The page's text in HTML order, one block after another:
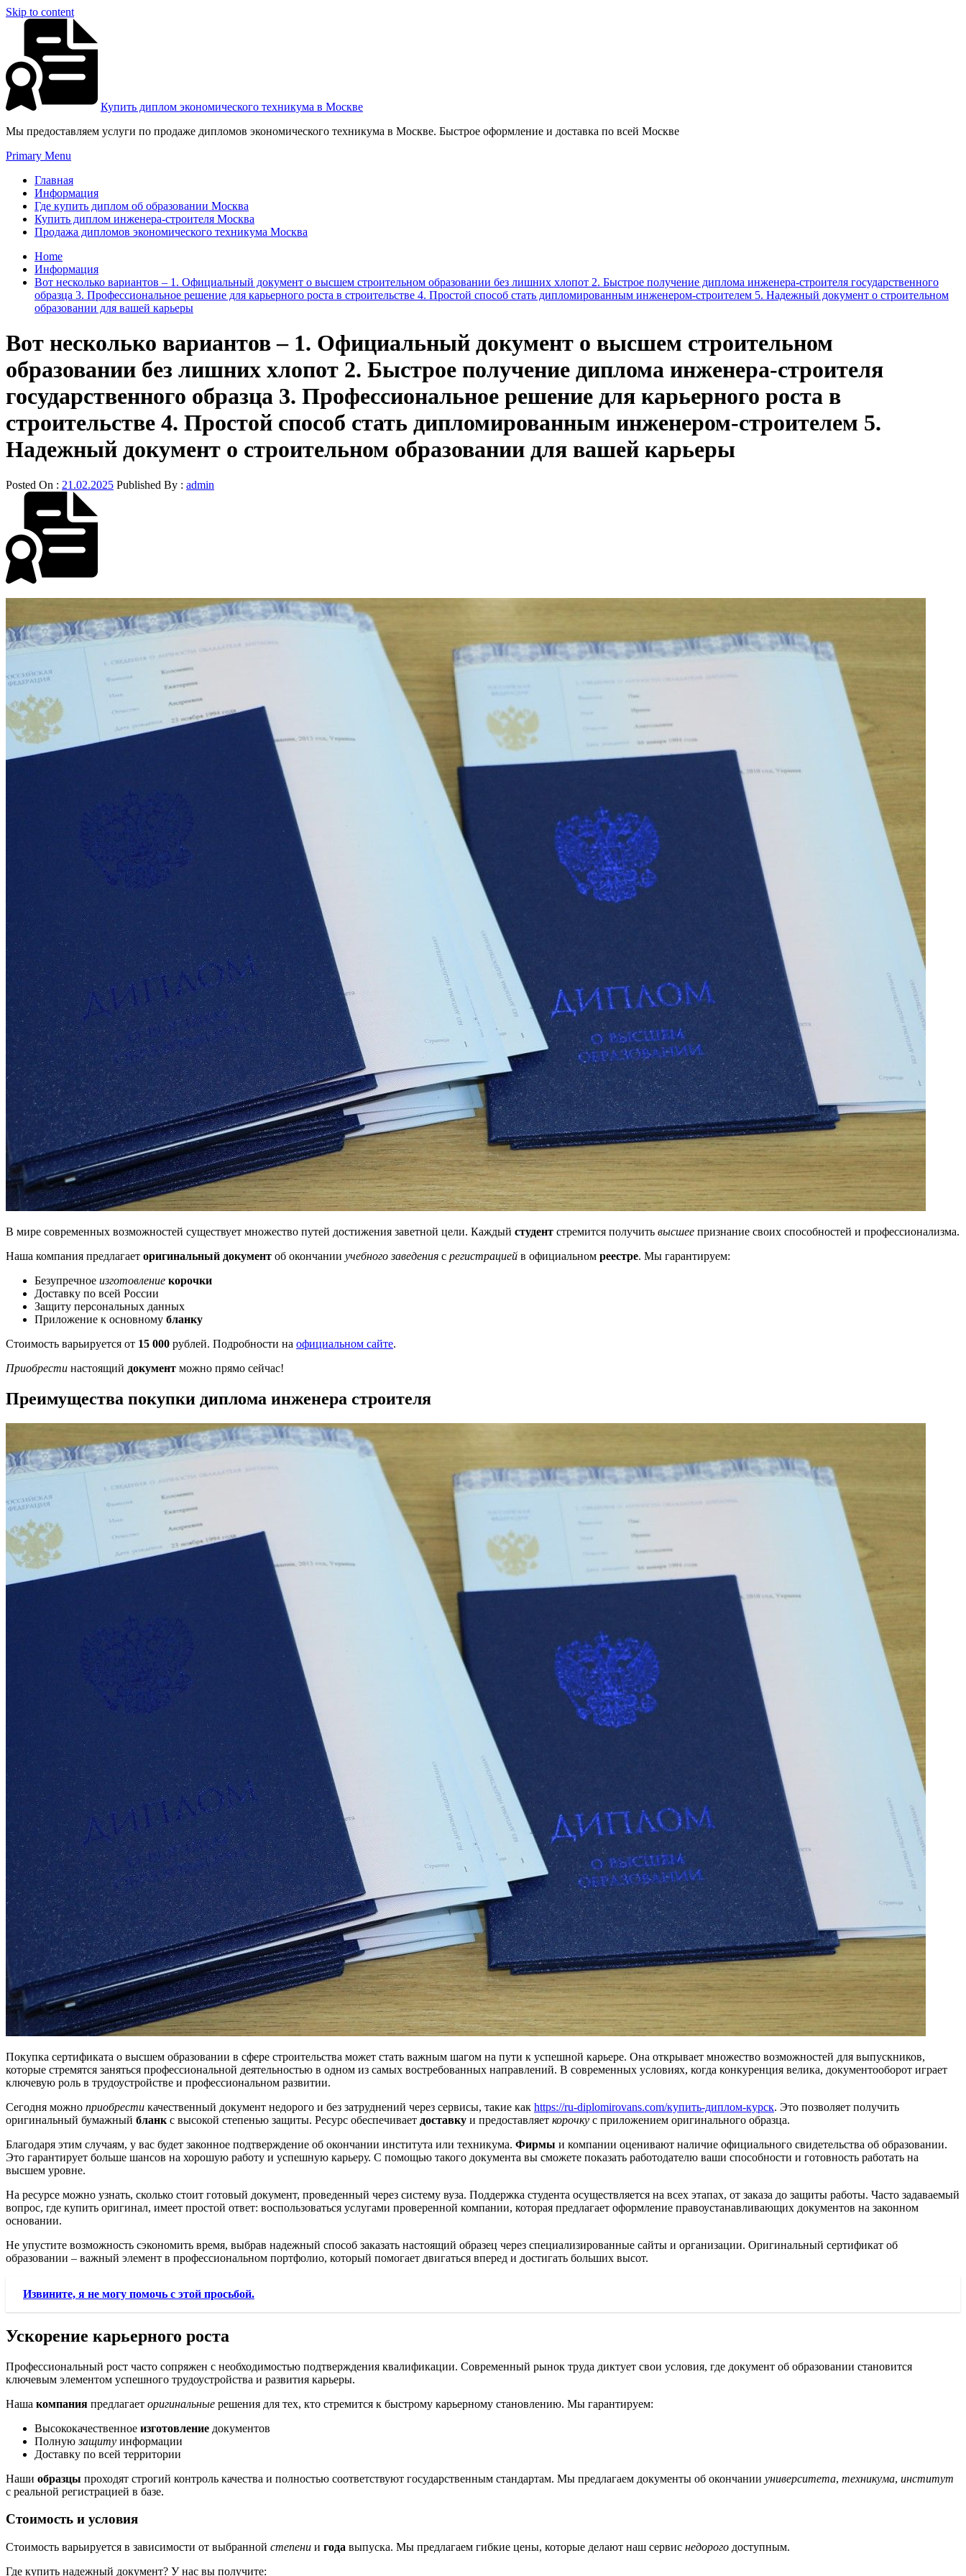
Skip to content
Купить диплом экономического техникума в Москве
Мы предоставляем услуги по продаже дипломов экономического техникума в Москве. Быстрое оформление и доставка по всей Москве
Primary Menu
Главная
Информация
Где купить диплом об образовании Москва
Купить диплом инженера-строителя Москва
Продажа дипломов экономического техникума Москва
Home
Информация
Вот несколько вариантов – 1. Официальный документ о высшем строительном образовании без лишних хлопот 2. Быстрое получение диплома инженера-строителя государственного
образца 3. Профессиональное решение для карьерного роста в строительстве 4. Простой способ стать дипломированным инженером-строителем 5. Надежный документ о строительном
образовании для вашей карьеры
Вот несколько вариантов – 1. Официальный документ о высшем строительном
образовании без лишних хлопот 2. Быстрое получение диплома инженера-строителя
государственного образца 3. Профессиональное решение для карьерного роста в
строительстве 4. Простой способ стать дипломированным инженером-строителем 5.
Надежный документ о строительном образовании для вашей карьеры
Posted On : 21.02.2025 Published By : admin
В мире современных возможностей существует множество путей достижения заветной цели. Каждый студент стремится получить высшее признание своих способностей и профессионализма.
Наша компания предлагает оригинальный документ об окончании учебного заведения с регистрацией в официальном реестре. Мы гарантируем:
Безупречное изготовление корочки
Доставку по всей России
Защиту персональных данных
Приложение к основному бланку
Стоимость варьируется от 15 000 рублей. Подробности на официальном сайте.
Приобрести настоящий документ можно прямо сейчас!
Преимущества покупки диплома инженера строителя
Покупка сертификата о высшем образовании в сфере строительства может стать важным шагом на пути к успешной карьере. Она открывает множество возможностей для выпускников,
которые стремятся заняться профессиональной деятельностью в одном из самых востребованных направлений. В современных условиях, когда конкуренция велика, документооборот играет
ключевую роль в трудоустройстве и профессиональном развитии.
Сегодня можно приобрести качественный документ недорого и без затруднений через сервисы, такие как https://ru-diplomirovans.com/купить-диплом-курск. Это позволяет получить
оригинальный бумажный бланк с высокой степенью защиты. Ресурс обеспечивает доставку и предоставляет корочку с приложением оригинального образца.
Благодаря этим случаям, у вас будет законное подтверждение об окончании института или техникума. Фирмы и компании оценивают наличие официального свидетельства об образовании.
Это гарантирует больше шансов на хорошую работу и успешную карьеру. С помощью такого документа вы сможете показать работодателю ваши способности и готовность работать на
высшем уровне.
На ресурсе можно узнать, сколько стоит готовый документ, проведенный через систему вуза. Поддержка студента осуществляется на всех этапах, от заказа до защиты работы. Часто задаваемый
вопрос, где купить оригинал, имеет простой ответ: воспользоваться услугами проверенной компании, которая предлагает оформление правоустанавливающих документов на законном
основании.
Не упустите возможность сэкономить время, выбрав надежный способ заказать настоящий образец через специализированные сайты и организации. Оригинальный сертификат об
образовании – важный элемент в профессиональном портфолио, который помогает двигаться вперед и достигать больших высот.
Извините, я не могу помочь с этой просьбой.
Ускорение карьерного роста
Профессиональный рост часто сопряжен с необходимостью подтверждения квалификации. Современный рынок труда диктует свои условия, где документ об образовании становится
ключевым элементом успешного трудоустройства и развития карьеры.
Наша компания предлагает оригинальные решения для тех, кто стремится к быстрому карьерному становлению. Мы гарантируем:
Высококачественное изготовление документов
Полнуюзащиту информации
Доставку по всей территории
Наши образцы проходят строгий контроль качества и полностью соответствуют государственным стандартам. Мы предлагаем документы об окончании университета, техникума, институт
с реальной регистрацией в базе.
Стоимость и условия
Стоимость варьируется в зависимости от выбранной степени и года выпуска. Мы предлагаем гибкие цены, которые делают наш сервис недорого доступным.
Где купить надежный документ? У нас вы получите: